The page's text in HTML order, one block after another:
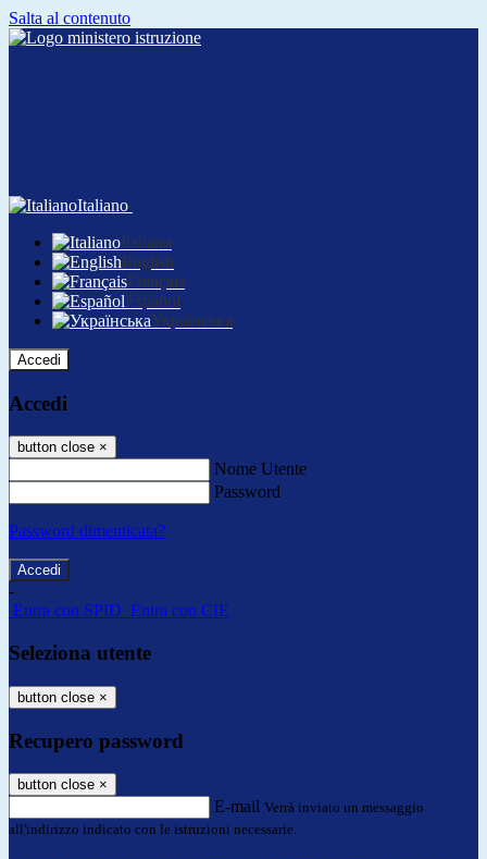
Salta al contenuto
Italiano
Italiano
English
Français
Español
Українська
Accedi
Accedi
button close ×
Nome Utente
Password
Password dimenticata?
-
Entra con SPID Entra con CIE
Seleziona utente
button close ×
Recupero password
button close ×
E-mail Verrà inviato un messaggio
all'indirizzo indicato con le istruzioni necessarie.